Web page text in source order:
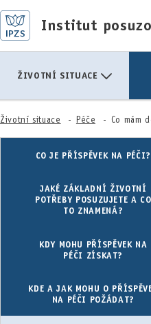
Institut
ŽIVOTNÍ SITUACE
Životní situace Péče Co mám
CO JE PŘÍSPĚVEK NA PÉČI?
JAKÉ ZÁKLADNÍ ŽIVOTNÍ
POTŘEBY POSUZUJETE A CO
TO ZNAMENÁ?
KDY MOHU PŘÍSPĚVEK NA
PÉČI ZÍSKAT?
KDE A JAK MOHU O
NA PÉČI POŽÁDAT?